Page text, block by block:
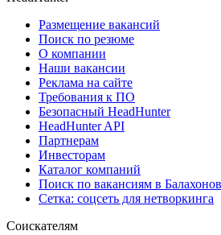
Размещение вакансий
Поиск по резюме
О компании
Наши вакансии
Реклама на сайте
Требования к ПО
Безопасный HeadHunter
HeadHunter API
Партнерам
Инвесторам
Каталог компаний
Поиск по вакансиям в
Сетка: соцсеть для нетворкинга
Соискателям